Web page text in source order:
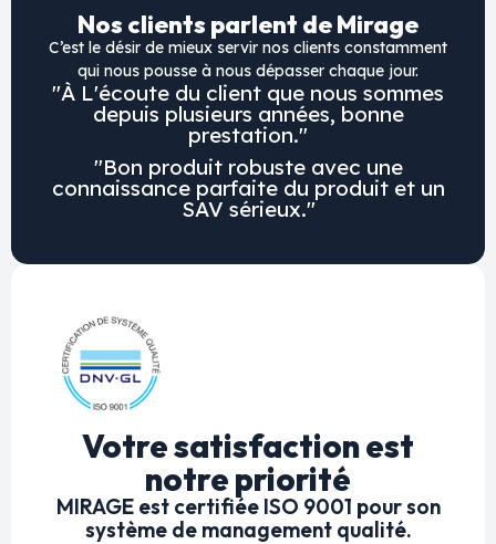
Nos clients parlent de Mirage
C’est le désir de mieux servir nos clients constamment
qui nous pousse à nous dépasser chaque jour.
"À L'écoute du client que nous sommes
depuis plusieurs années, bonne
prestation."
"Bon produit robuste avec une
connaissance parfaite du produit et un
SAV sérieux."
Votre satisfaction est
notre priorité
MIRAGE est certifiée ISO 9001 pour son
système de management qualité.